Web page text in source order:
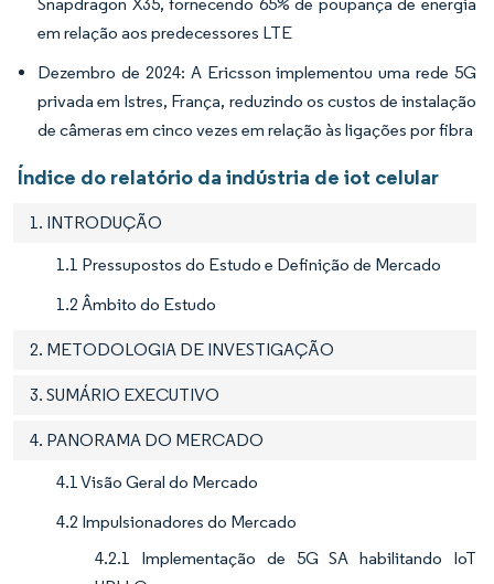
em relação aos predecessores LTE
Dezembro de 2024: A Ericsson implementou uma rede 5G
privada em Istres, França, reduzindo os custos de instalação
de câmeras em cinco vezes em relação às ligações por fibra
Índice do relatório da indústria de iot celular
1. INTRODUÇÃO
1.1 Pressupostos do Estudo e Definição de Mercado
1.2 Âmbito do Estudo
2. METODOLOGIA DE INVESTIGAÇÃO
3. SUMÁRIO EXECUTIVO
4. PANORAMA DO MERCADO
4.1 Visão Geral do Mercado
4.2 Impulsionadores do Mercado
4.2.1 Implementação de 5G SA habilitando IoT